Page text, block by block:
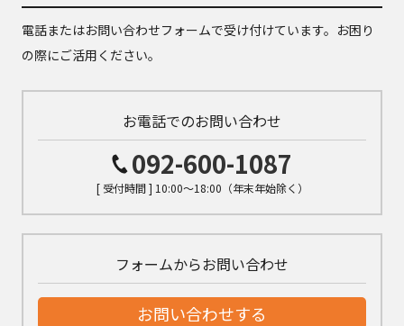
電話またはお問い合わせフォームで受け付けています。お困り
の際にご活用ください。
お電話でのお問い合わせ
092-600-1087
[ 受付時間 ] 10:00～18:00（年末年始除く）
フォームからお問い合わせ
お問い合わせする